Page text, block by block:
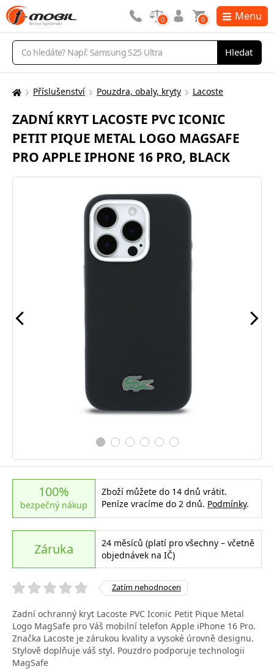
Vyhledávání
Hledat
0 0 Menu
Zde
nacházíte:
Příslušenství Pouzdra, obaly, kryty Lacoste
ZADNÍ KRYT LACOSTE PVC ICONIC
PETIT PIQUE METAL LOGO MAGSAFE
PRO APPLE IPHONE 16 PRO, BLACK
100%
bezpečný nákup
Zboží můžete do 14 dnů vrátit.
Peníze vracíme do 2 dnů. Podmínky.
Záruka
24 měsíců (platí pro všechny – včetně
objednávek na IČ)
Zatím nehodnocen
Zadní ochranný kryt Lacoste PVC Iconic Petit Pique Metal
Logo MagSafe pro Váš mobilní telefon Apple iPhone 16 Pro.
Značka Lacoste je zárukou kvality a vysoké úrovně designu.
Stylově doplňuje váš styl. Pouzdro podporuje technologii
MagSafe